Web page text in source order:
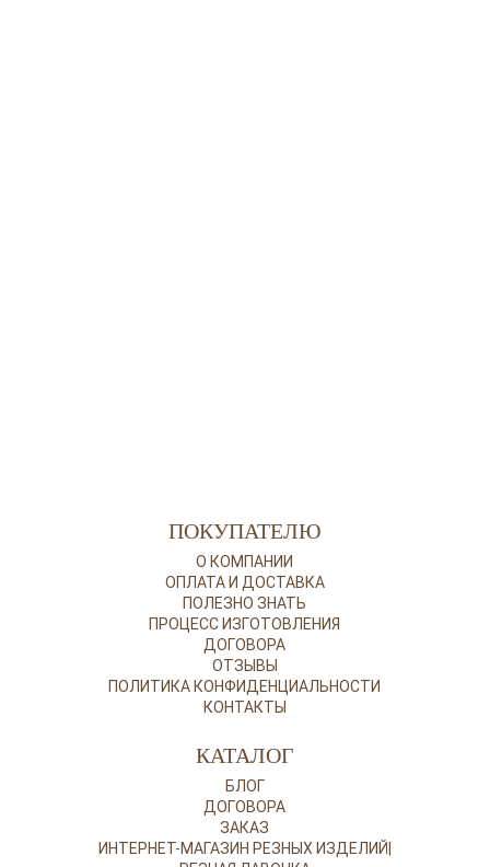
ПОКУПАТЕЛЮ
О КОМПАНИИ
ОПЛАТА И ДОСТАВКА
ПОЛЕЗНО ЗНАТЬ
ПРОЦЕСС ИЗГОТОВЛЕНИЯ
ДОГОВОРА
ОТЗЫВЫ
ПОЛИТИКА КОНФИДЕНЦИАЛЬНОСТИ
КОНТАКТЫ
КАТАЛОГ
БЛОГ
ДОГОВОРА
ЗАКАЗ
ИНТЕРНЕТ-МАГАЗИН РЕЗНЫХ ИЗДЕЛИЙ|